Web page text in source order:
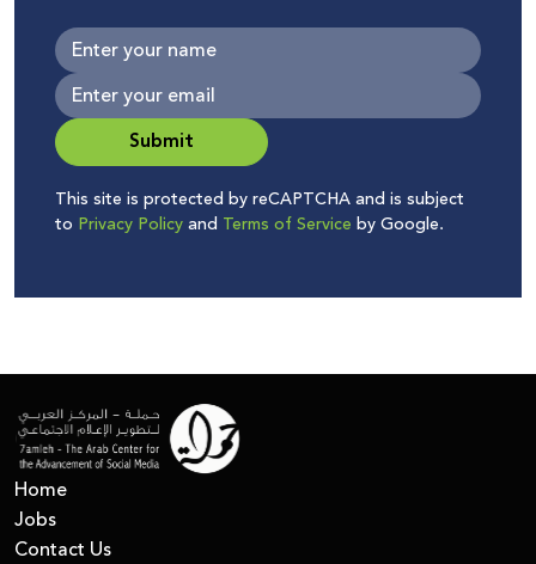
Submit
This site is protected by reCAPTCHA and is subject
to Privacy Policyand Terms of Service by Google.
Home
Jobs
Contact Us